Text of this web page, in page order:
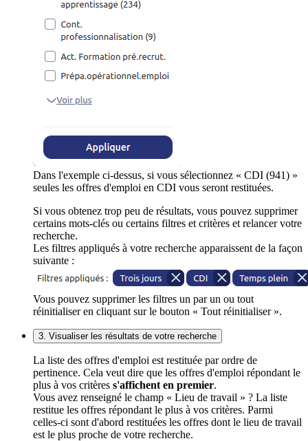
Dans l'exemple ci-dessus, si vous sélectionnez « CDI (941) »
seules les offres d'emploi en CDI vous seront restituées.
Si vous obtenez trop peu de résultats, vous pouvez supprimer
certains mots-clés ou certains filtres et critères et relancer votre
recherche.
Les filtres appliqués à votre recherche apparaissent de la façon
suivante :
Vous pouvez supprimer les filtres un par un ou tout
réinitialiser en cliquant sur le bouton « Tout réinitialiser ».
3. Visualiser les résultats de votre recherche
La liste des offres d'emploi est restituée par ordre de
pertinence. Cela veut dire que les offres d'emploi répondant le
plus à vos critères s'affichent en premier.
Vous avez renseigné le champ « Lieu de travail » ? La liste
restitue les offres répondant le plus à vos critères. Parmi
celles-ci sont d'abord restituées les offres dont le lieu de travail
est le plus proche de votre recherche.